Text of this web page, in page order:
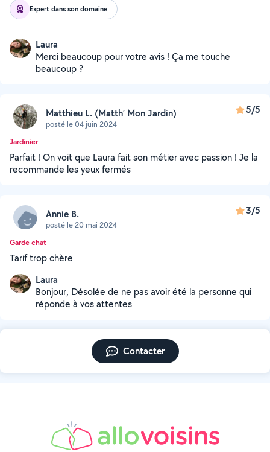
Expert dans son domaine
Laura
Merci beaucoup pour votre avis ! Ça me touche
beaucoup ?
Matthieu L. (Matth’ Mon Jardin)
posté le 04 juin 2024
5/5
Jardinier
Parfait ! On voit que Laura fait son métier avec passion ! Je la
recommande les yeux fermés
Annie B.
posté le 20 mai 2024
3/5
Garde chat
Tarif trop chère
Laura
Bonjour, Désolée de ne pas avoir été la personne qui
réponde à vos attentes
Contacter